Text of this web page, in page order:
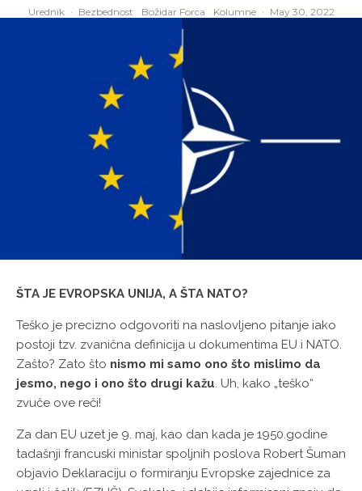
Urednik · Bezbednost Božidar Forca Kolumne · May 30, 2022
ŠTA JE EVROPSKA UNIJA, A ŠTA NATO?
Teško je precizno odgovoriti na naslovljeno pitanje iako
postoji tzv. zvanična definicija u dokumentima EU i NATO.
Zašto? Zato što nismo mi samo ono što mislimo da
jesmo, nego i ono što drugi kažu. Uh, kako „teško“
zvuče ove reči!
Za dan EU uzet je 9. maj, kao dan kada je 1950.godine
tadašnji francuski ministar spoljnih poslova Robert Šuman
objavio Deklaraciju o formiranju Evropske zajednice za